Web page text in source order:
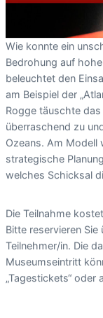
Wie konnte ein
Bedrohung auf
beleuchtet den
am Beispiel der
Rogge täuschte
überraschend zu
Ozeans. Am Modell
strategische
welches Schicksal
Die Teilnahme
Bitte reservieren Sie
Teilnehmer/in. Die
Museumseintritt
„Tagestickets“ oder